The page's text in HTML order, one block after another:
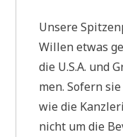
Unse­re
Wil­len etwas
die U.S.A. und
men. Sofern
wie die
nicht um die